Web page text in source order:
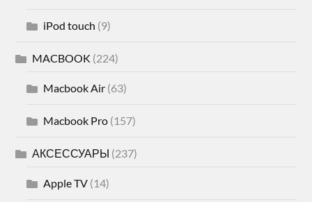
iPod touch (9)
MACBOOK (224)
Macbook Air (63)
Macbook Pro (157)
АКСЕССУАРЫ (237)
Apple TV (14)